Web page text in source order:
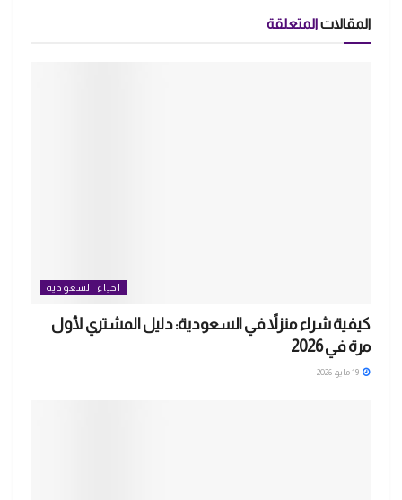
المقالاتالمتعلقة
احياء السعودية
كيفية شراء منزلاً في السعودية: دليل المشتري لأول
مرة في 2026